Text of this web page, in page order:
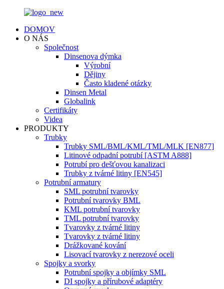
DOMOV
O NÁS
Společnost
Dinsenova dýmka
Výrobní
Dějiny
Často kladené otázky
Dinsen Metal
Globalink
Certifikáty
Videa
PRODUKTY
Trubky
Trubky SML/BML/KML/TML/MLK [EN877]
Litinové odpadní potrubí [ASTM A888]
Potrubí pro dešťovou kanalizaci
Trubky z tvárné litiny [EN545]
Potrubní armatury
SML potrubní tvarovky
Potrubní tvarovky BML
KML potrubní tvarovky
TML potrubní tvarovky
Tvarovky z tvárné litiny
Tvarovky z tvárné litiny
Drážkované kování
Lisovací tvarovky z nerezové oceli
Spojky a svorky
Potrubní spojky a objímky SML
DI spojky a přírubové adaptéry